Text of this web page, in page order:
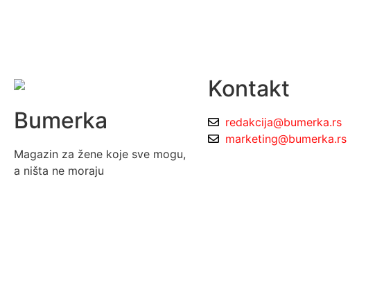
Bumerka
Magazin za žene koje sve mogu,
a ništa ne moraju
Kontakt
redakcija@bumerka.rs
marketing@bumerka.rs